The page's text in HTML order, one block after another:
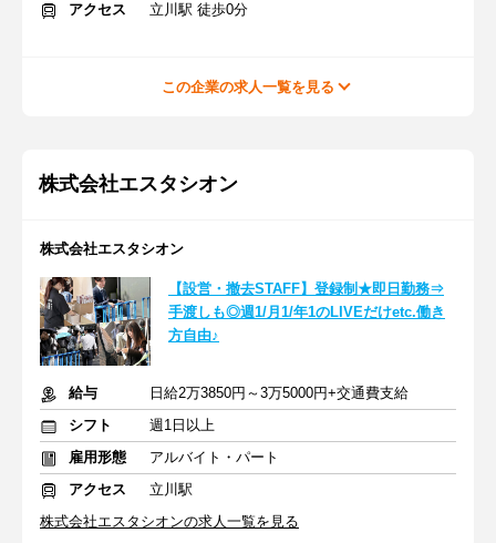
アクセス
立川駅 徒歩0分
この企業の求人一覧を見る
株式会社エスタシオン
株式会社エスタシオン
【設営・撤去STAFF】登録制★即日勤務⇒
手渡しも◎週1/月1/年1のLIVEだけetc.働き
方自由♪
給与
日給2万3850円～3万5000円+交通費支給
シフト
週1日以上
雇用形態
アルバイト・パート
アクセス
立川駅
株式会社エスタシオンの求人一覧を見る